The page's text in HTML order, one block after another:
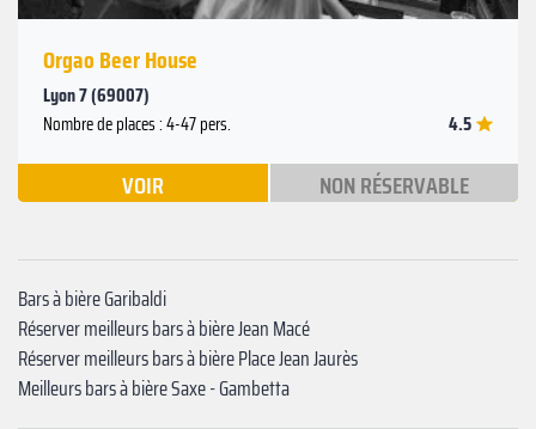
Orgao Beer House
Lyon 7 (69007)
Nombre de places : 4-47 pers. 4.5
VOIR NON RÉSERVABLE
Bars à bière Garibaldi
Réserver meilleurs bars à bière Jean Macé
Réserver meilleurs bars à bière Place Jean Jaurès
Meilleurs bars à bière Saxe - Gambetta